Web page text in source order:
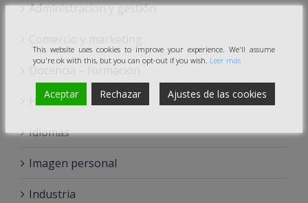
Administracion y gestión
Docencia – formación
Hostelería
Idiomas
Imagen personal
Industria
This website uses cookies to improve your experience. We'll assume
you're ok with this, but you can opt-out if you wish. Leer más
Aceptar Rechazar Ajustes de las cookies